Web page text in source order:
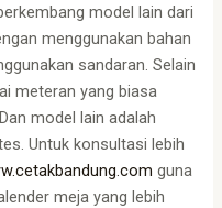
model lain dari
menggunakan bahan
sandaran. Selain
meteran yang biasa
model lain adalah
Untuk konsultasi lebih
guna
meja yang lebih